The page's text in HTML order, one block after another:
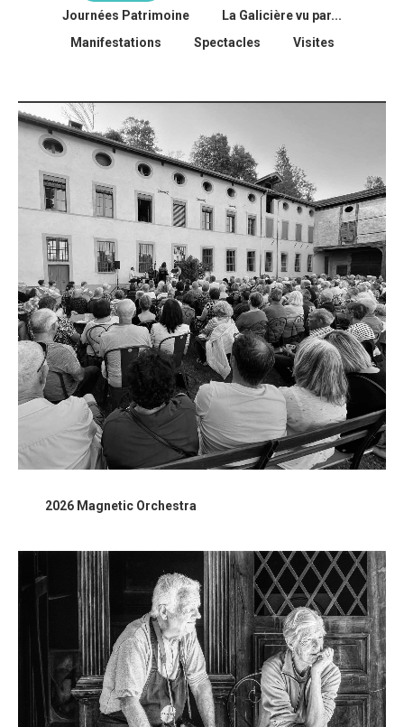
Journées Patrimoine
La Galicière vu par...
Manifestations
Spectacles Visites
2026 Magnetic Orchestra